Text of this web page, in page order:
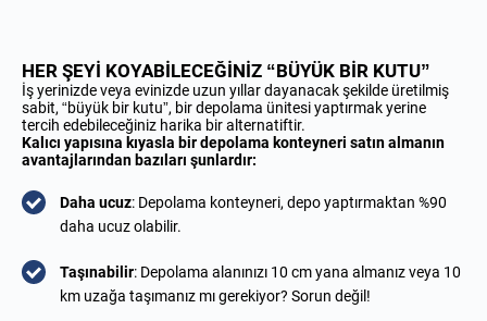
HER ŞEYİ KOYABİLECEĞİNİZ “BÜYÜK BİR KUTU”
İş yerinizde veya evinizde uzun yıllar dayanacak şekilde üretilmiş
sabit, “büyük bir kutu”, bir depolama ünitesiyaptırmak yerine
tercih edebileceğiniz harika bir alternatiftir.
Kalıcı yapısına kıyasla bir depolama konteyneri satın almanın
avantajlarından bazıları şunlardır:
Daha ucuz: Depolama konteyneri, depo yaptırmaktan %90
daha ucuz olabilir.
Taşınabilir: Depolama alanınızı 10 cm yana almanız veya 10
km uzağa taşımanız mı gerekiyor? Sorun değil!